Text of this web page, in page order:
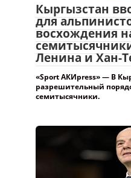
Кыргызстан
для
восхождения
Ленина и Хан-
«Sport АКИpress» — В
разрешительный
семитысячники.